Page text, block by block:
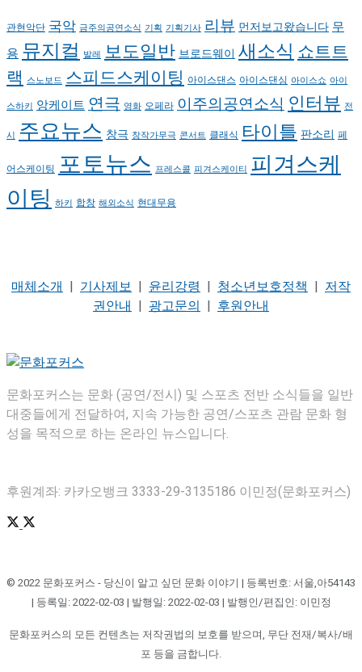
관현악단 국악 금주의공연소식 기획 기획기사 리뷰 먼저보고왔습니다 무
용 뮤지컬 발레 보도일반 브로드웨이 새소식 쇼트트
랙 스노보드 스피드스케이팅 아이스댄스 아이스댄싱 아이스쇼 아이
스하키 앙케이트 연극 영화 오페라 이주의공연소식 인터뷰 전
시 주요뉴스 창극 창작가무극 콘서트 클래식 타이틀 판소리 페
어스케이팅 포토뉴스 프레스콜 피겨스케이티 피겨스케
이팅 하키 합창 해외소식 현대무용
매체소개 | 기사제보 | 윤리강령 | 청소년보호정책 | 저작
권안내 | 광고문의 | 후원안내
문화포커스는 문화 (공연/전시) 및 스포츠 전반 소식들을 일반
대중들에게 전달하여, 지속 가능한 공연/스포츠 관람 문화 형
성을 목적으로 하는 온라인 뉴스입니다.
후원계좌: 카카오뱅크 3333-29-3135186 이민정(문화포커스)
© 2022 문화포커스 - 당신이 알고 싶던 문화 이야기 | 등록번호: 서울,아54143
| 등록일: 2022-02-03 | 발행일: 2022-02-03 | 발행인/편집인: 이민정
문화포커스의 모든 컨텐츠는 저작권법의 보호를 받으며, 무단 전재/복사/배
포 등을 금합니다.